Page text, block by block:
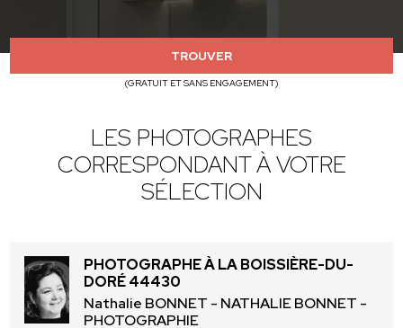
TROUVER
(GRATUIT ET SANS ENGAGEMENT)
LES PHOTOGRAPHES
CORRESPONDANT À VOTRE
SÉLECTION
PHOTOGRAPHE À LA BOISSIÈRE-DU-
DORÉ 44430
Nathalie BONNET - NATHALIE BONNET -
PHOTOGRAPHIE